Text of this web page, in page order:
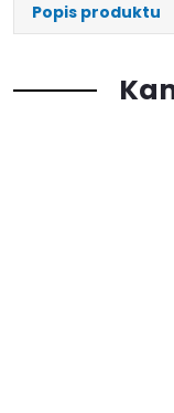
Popis produktu